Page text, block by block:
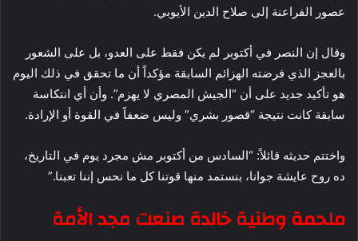
عصور الفراعنة إلى صلاح الدين الأيوبي.
وقال إن النصر في أكتوبر لم يكن فقط على العدو، بل على الشعور
بالعجز الذي فرضته الهزائم السابقة مؤكداً أن ما تحقق في ذلك اليوم
هو تأكيد جديد على أن “الجيش المصري لا يهزم”. وأن أي انتكاسة
سابقة كانت نتيجة “قصور بشري” وليس ضعفاً في القوة أو الإرادة.
واختتم حديثه قائلاً: “السادس من أكتوبر مش مجرد يوم في التاريخ،
ده روح عايشة جوانا، بنستمد منها قوتنا كل ما نحس إننا تعبنا.”
ملحمة وطنية خالدة صنعت مجد الأمة